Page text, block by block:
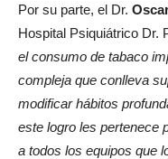
Por su parte, el Dr.
Hospital Psiquiátrico Dr.
el consumo de tabaco
compleja que conlleva
modificar hábitos
este logro les pertenece
a todos los equipos que